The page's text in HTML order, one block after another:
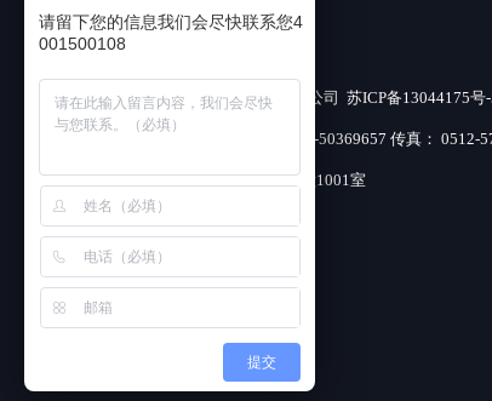
版权所有：昆山友硕新材料有限公司 苏ICP备13044175号
咨询：400-1500-108 电话：0512-50369657 传真： 0512-
地址：昆山市春晖路嘉裕广场1幢1001室
请留下您的信息我们会尽快联系您4
001500108
提交